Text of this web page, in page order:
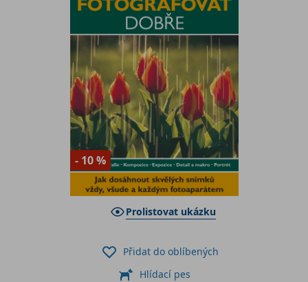
- 10 %
Prolistovat ukázku
Přidat do oblíbených
Hlídací pes